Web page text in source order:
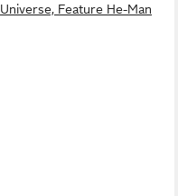
Universe, Feature He-Man